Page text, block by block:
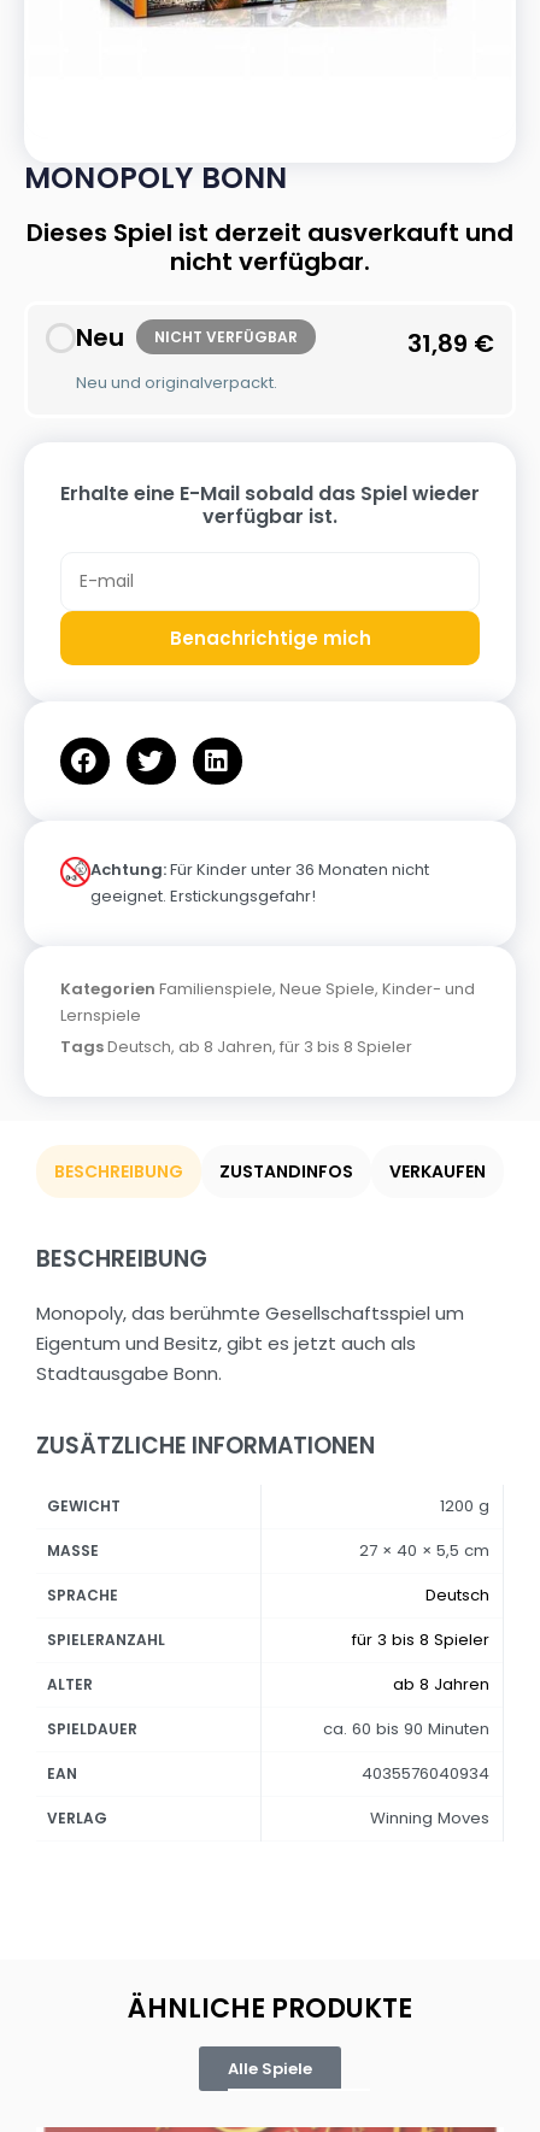
MONOPOLY BONN
Dieses Spiel ist derzeit ausverkauft und
nicht verfügbar.
Neu NICHT VERFÜGBAR
Neu und originalverpackt.
31,89 €
Erhalte eine E-Mail sobald das Spiel wieder
verfügbar ist.
Benachrichtige mich
Achtung:Für Kinder unter 36 Monaten nicht
geeignet. Erstickungsgefahr!
Kategorien Familienspiele, Neue Spiele, Kinder- und
Lernspiele
TagsDeutsch, ab 8 Jahren, für 3 bis 8 Spieler
BESCHREIBUNG ZUSTANDINFOS VERKAUFEN
BESCHREIBUNG
Monopoly, das berühmte Gesellschaftsspiel um
Eigentum und Besitz, gibt es jetzt auch als
Stadtausgabe Bonn.
ZUSÄTZLICHE INFORMATIONEN
GEWICHT 1200 g
MASSE 27 × 40 × 5,5 cm
SPRACHE Deutsch
SPIELERANZAHL für 3 bis 8 Spieler
ALTER ab 8 Jahren
SPIELDAUER ca. 60 bis 90 Minuten
EAN 4035576040934
VERLAG Winning Moves
ÄHNLICHE PRODUKTE
Alle Spiele